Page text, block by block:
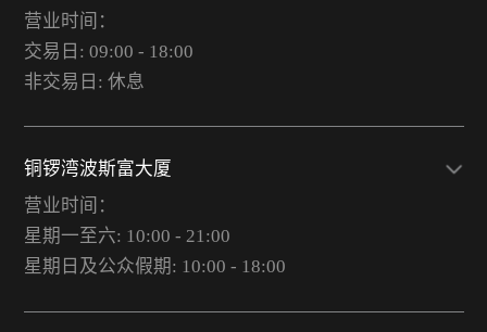
营业时间：
交易日: 09:00 - 18:00
非交易日: 休息
铜锣湾波斯富大厦
营业时间：
星期一至六: 10:00 - 21:00
星期日及公众假期: 10:00 - 18:00